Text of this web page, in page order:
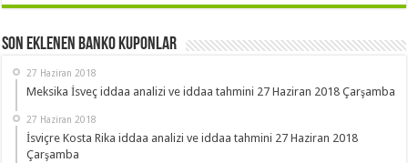
Son Eklenen Banko Kuponlar
27 Haziran 2018
Meksika İsveç iddaa analizi ve iddaa tahmini 27 Haziran 2018 Çarşamba
27 Haziran 2018
İsviçre Kosta Rika iddaa analizi ve iddaa tahmini 27 Haziran 2018
Çarşamba